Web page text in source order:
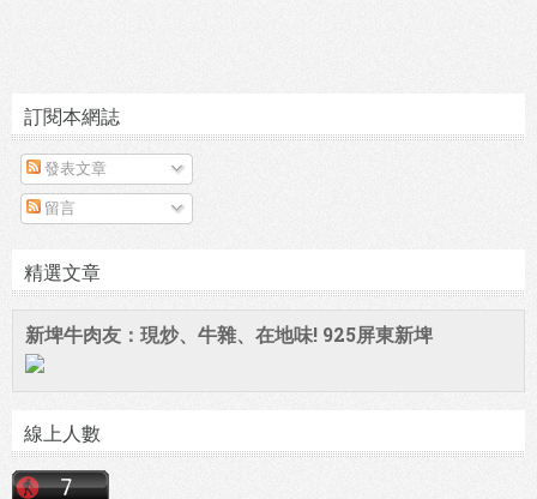
訂閱本網誌
發表文章
留言
精選文章
新埤牛肉友：現炒、牛雜、在地味! 925屏東新埤
線上人數